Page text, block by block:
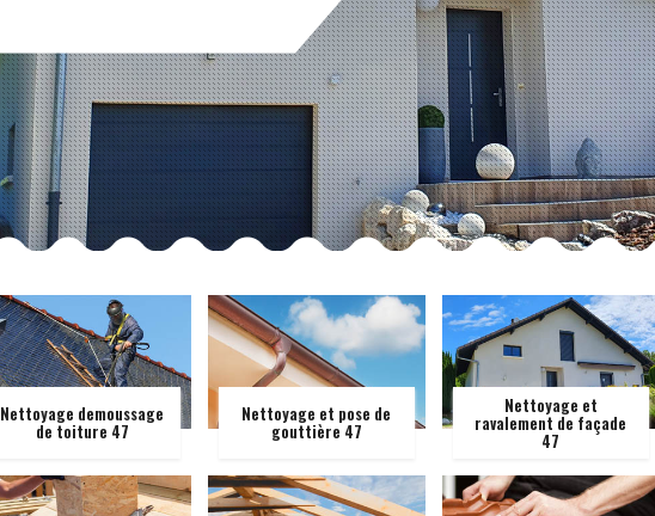
Nettoyage demoussage
de toiture 47
Nettoyage et pose de
gouttière 47
Nettoyage et
ravalement de façade
47